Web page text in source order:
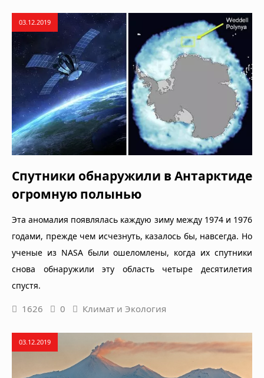
03.12.2019
Спутники обнаружили в Антарктиде
огромную полынью
Эта аномалия появлялась каждую зиму между 1974 и 1976
годами, прежде чем исчезнуть, казалось бы, навсегда. Но
ученые из NASA были ошеломлены, когда их спутники
снова обнаружили эту область четыре десятилетия
спустя.
1626 0 Климат и Экология
03.12.2019